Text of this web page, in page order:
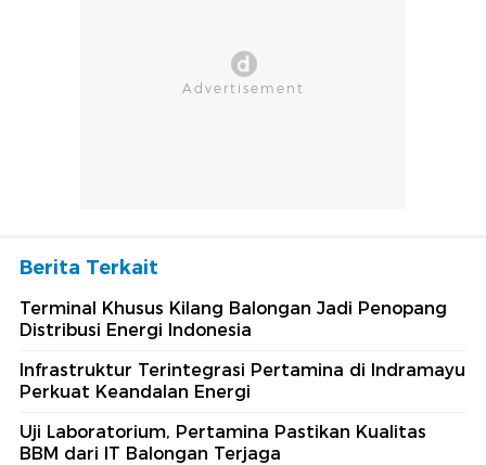
Berita Terkait
Terminal Khusus Kilang Balongan Jadi Penopang
Distribusi Energi Indonesia
Infrastruktur Terintegrasi Pertamina di Indramayu
Perkuat Keandalan Energi
Uji Laboratorium, Pertamina Pastikan Kualitas
BBM dari IT Balongan Terjaga